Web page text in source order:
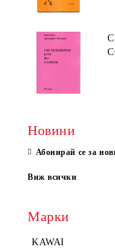
Новини
Абонирай се за
Виж всички
Марки
KAWAI